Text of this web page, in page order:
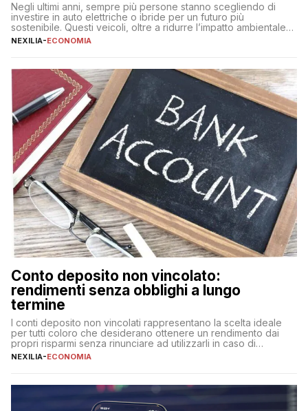
Negli ultimi anni, sempre più persone stanno scegliendo di
investire in auto elettriche o ibride per un futuro più
sostenibile. Questi veicoli, oltre a ridurre l’impatto ambientale,
offrono vantaggi economici a lungo termine, come minori costi
fare se non […]
NEXILIA-ECONOMIA
Conto deposito non vincolato:
rendimenti senza obblighi a lungo
termine
I conti deposito non vincolati rappresentano la scelta ideale
per tutti coloro che desiderano ottenere un rendimento dai
propri risparmi senza rinunciare ad utilizzarli in caso di
necessità. A differenza delle forme vincolate tradizionali,
flessibilità e rendimento. Come funzionano […]
NEXILIA-ECONOMIA